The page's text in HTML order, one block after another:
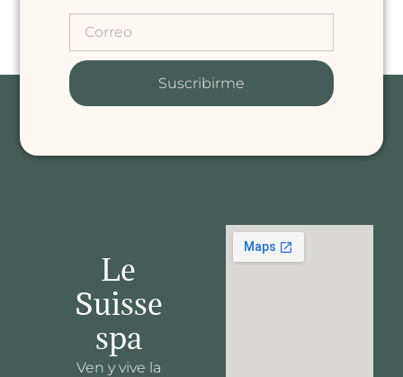
Suscribirme
Le
Suisse
spa
Ven y vive la